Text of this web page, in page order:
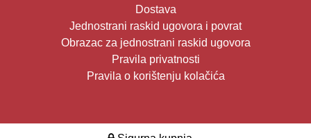
Dostava
Jednostrani raskid ugovora i povrat
Obrazac za jednostrani raskid ugovora
Pravila privatnosti
Pravila o korištenju kolačića